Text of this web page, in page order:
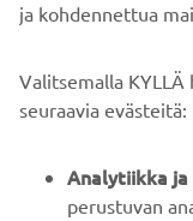
B2B
YAMAHA
ja kohdennettua
Valitsemalla
seuraavia evästeitä:
Analytiikka
perustuvan